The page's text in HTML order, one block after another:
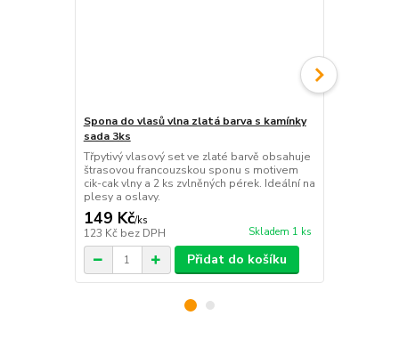
Spona do vlasů vlna zlatá barva s kamínky
sada 3ks
Třpytivý vlasový set ve zlaté barvě obsahuje
štrasovou francouzskou sponu s motivem
cik-cak vlny a 2 ks zvlněných pérek. Ideální na
plesy a oslavy.
149 Kč/ks
123 Kč bez DPH Skladem 1 ks
Přidat do košíku